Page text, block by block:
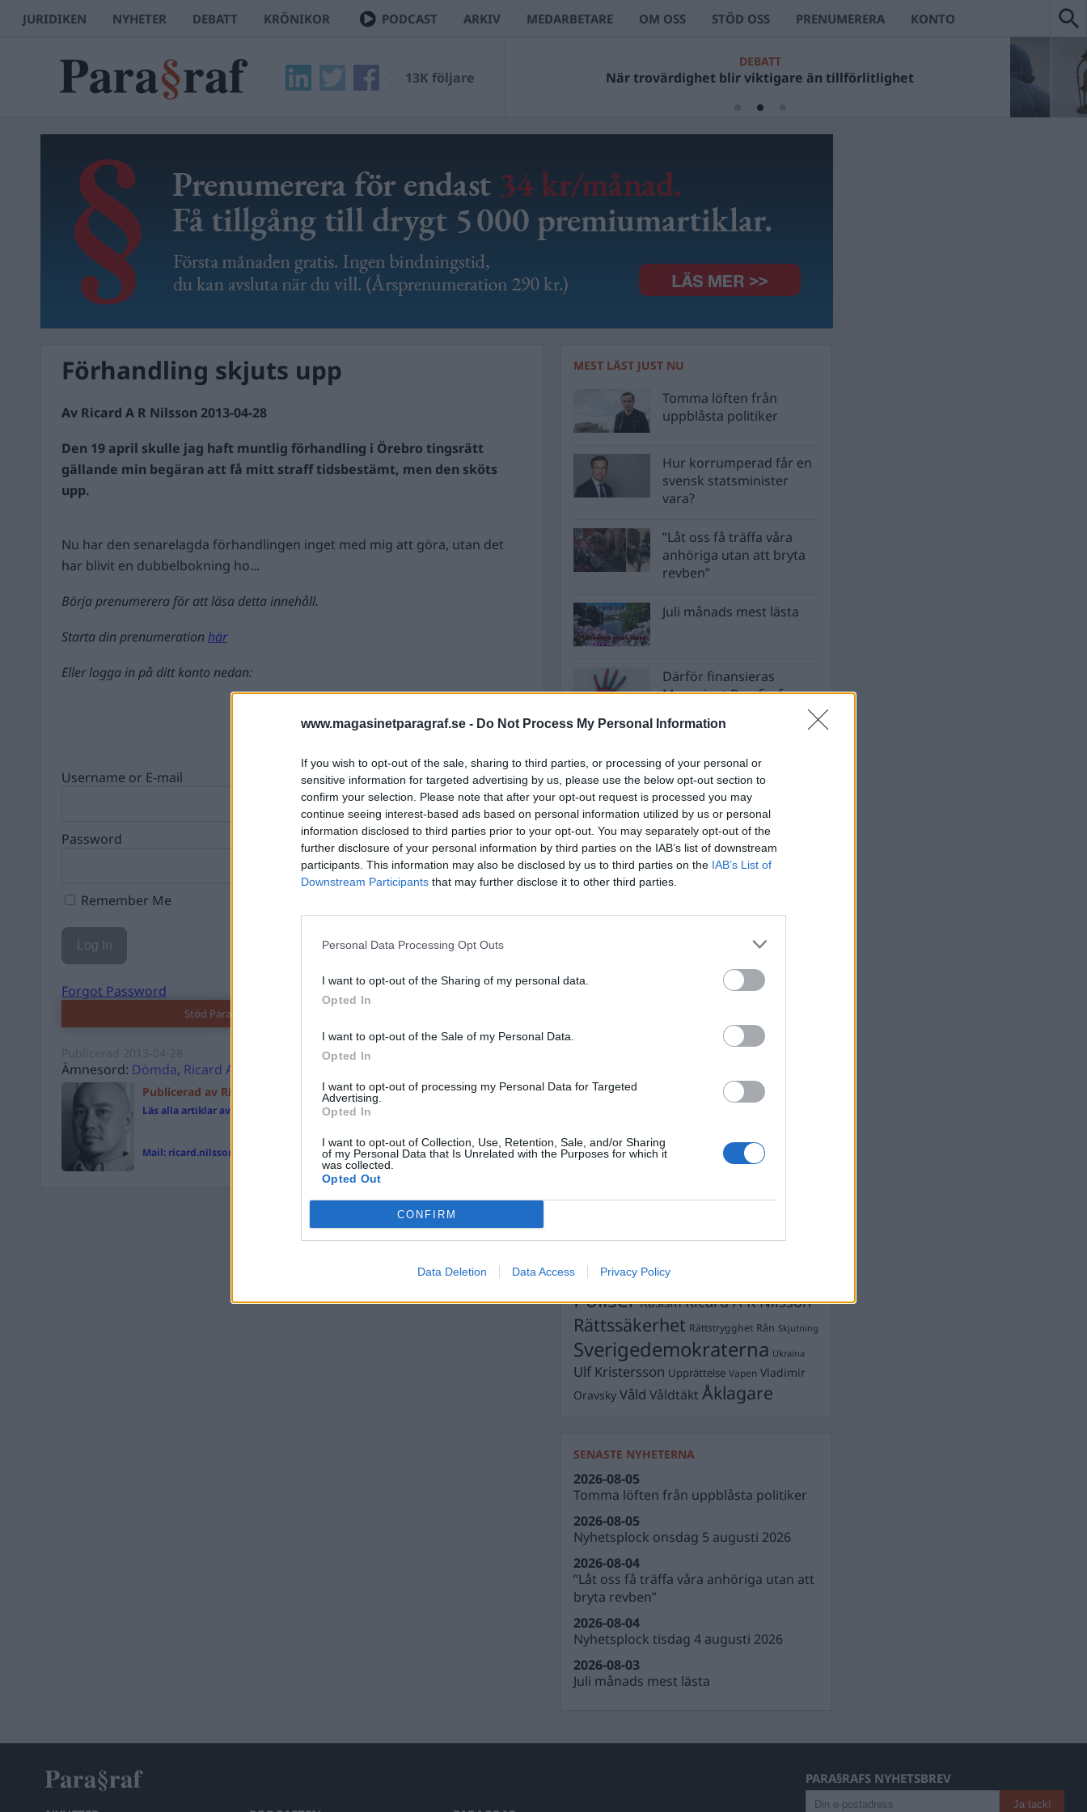
www.magasinetparagraf.se - Do Not Process My Personal Information
If you wish to opt-out of the sale, sharing to third parties, or processing of your personal or
sensitive information for targeted advertising by us, please use the below opt-out section to
confirm your selection. Please note that after your opt-out request is processed you may
continue seeing interest-based ads based on personal information utilized by us or personal
information disclosed to third parties prior to your opt-out. You may separately opt-out of the
further disclosure of your personal information by third parties on the IAB’s list of downstream
participants. This information may also be disclosed by us to third parties on the IAB’s List of
Downstream Participants that may further disclose it to other third parties.
Personal Data Processing Opt Outs
I want to opt-out of the Sharing of my personal data.
Opted In
I want to opt-out of the Sale of my Personal Data.
Opted In
I want to opt-out of processing my Personal Data for Targeted
Advertising.
Opted In
I want to opt-out of Collection, Use, Retention, Sale, and/or Sharing
of my Personal Data that Is Unrelated with the Purposes for which it
was collected.
Opted Out
CONFIRM
Data Deletion Data Access Privacy Policy
JURIDIKEN NYHETER DEBATT KRÖNIKOR PODCAST ARKIV MEDARBETARE OM OSS STÖD OSS PRENUMERERA KONTO
13K följare
DEBATT
När trovärdighet blir viktigare än tillförlitlighet
Förhandling skjuts upp
Av Ricard A R Nilsson 2013-04-28
Den 19 april skulle jag haft muntlig förhandling i Örebro tingsrätt
gällande min begäran att få mitt straff tidsbestämt, men den sköts
upp.
Nu har den senarelagda förhandlingen inget med mig att göra, utan det
har blivit en dubbelbokning ho...
Börja prenumerera för att läsa detta innehåll.
Starta din prenumerationhär
Eller logga in på ditt konto nedan:
Username or E-mail
Password
Remember Me
Forgot Password
Stöd Para§rafs bevakning av rättssäkerheten
Ämnesord: Dömda, Ricard A R Nilsson
Publicerad av Ricard A R Nilsson
Läs alla artiklar av Ricard A R Nilsson
Mail: ricard.nilsson@magasinetparagraf.se
MEST LÄST JUST NU
Tomma löften från
uppblåsta politiker
Hur korrumperad får en
svensk statsminister
vara?
”Låt oss få träffa våra
anhöriga utan att bryta
revben”
Juli månads mest lästa
Därför finansieras
Magasinet Para§raf av
STÖD OSS
Stöd Para§rafs bevakning av rättssäkerheten
PRENUMERERA PÅ PARA§RAFS NYHETSBREV
Andreas
Brottslighet Börje
Börje R P Carlsson
Demokrati Dick Sundevall
FängelseFörhör
Jimmie Åkesson Kokainmålet
LagarMichael Pålsson
Silventoinen Petter Inedahl
PoliserRasismRicard A R Nilsson
Rättssäkerhet Rättstrygghet Rån Skjutning
Sverigedemokraterna Ukraina
Ulf Kristersson Upprättelse Vapen Vladimir
Oravsky Våld Våldtäkt Åklagare
SENASTE NYHETERNA
Tomma löften från uppblåsta politiker
2026-08-05
Nyhetsplock onsdag 5 augusti 2026
2026-08-05
”Låt oss få träffa våra anhöriga utan att
bryta revben”
2026-08-04
Nyhetsplock tisdag 4 augusti 2026
2026-08-04
Juli månads mest lästa
2026-08-03
PARA§RAFS NYHETSBREV